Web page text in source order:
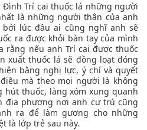
Đình Trí cai thuốc lá những người
là những người thân của anh
lúc đầu ai cũng nghĩ anh sẽ
ra được khỏi bàn tay của mình
rằng nếu anh Trí cai được thuốc
xuất thuốc lá sẽ đồng loạt đóng
bằng nghị lực, ý chí và quyết
mà theo mọi người là không
thuốc, làng xóm xung quanh
địa phương nơi anh cư trú cũng
ra để làm gương cho những
là lớp trẻ sau này.